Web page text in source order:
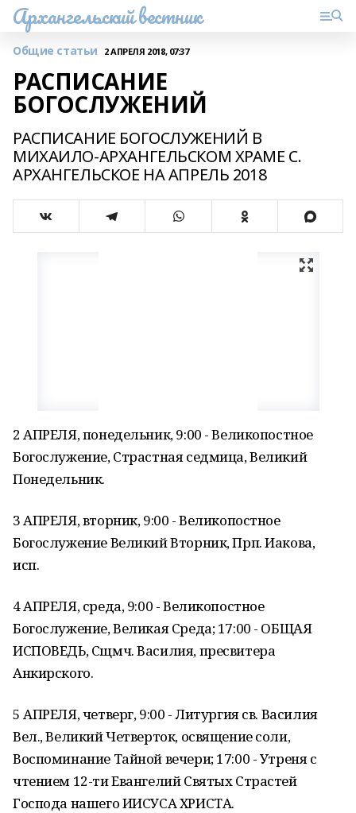
Архангельский вестник
Общие статьи 2 АПРЕЛЯ 2018, 07:37
РАСПИСАНИЕ
БОГОСЛУЖЕНИЙ
РАСПИСАНИЕ БОГОСЛУЖЕНИЙ В
МИХАИЛО-АРХАНГЕЛЬСКОМ ХРАМЕ С.
АРХАНГЕЛЬСКОЕ НА АПРЕЛЬ 2018
2 АПРЕЛЯ, понедельник, 9:00 - Великопостное
Богослужение, Страстная седмица, Великий
Понедельник.
3 АПРЕЛЯ, вторник, 9:00 - Великопостное
Богослужение Великий Вторник, Прп. Иакова,
исп.
4 АПРЕЛЯ, среда, 9:00 - Великопостное
Богослужение, Великая Среда; 17:00 - ОБЩАЯ
ИСПОВЕДЬ, Сщмч. Василия, пресвитера
Анкирского.
5 АПРЕЛЯ, четверг, 9:00 - Литургия св. Василия
Вел., Великий Четверток, освящение соли,
Воспоминание Тайной вечери; 17:00 - Утреня с
чтением 12-ти Евангелий Святых Страстей
Господа нашего ИИСУСА ХРИСТА.